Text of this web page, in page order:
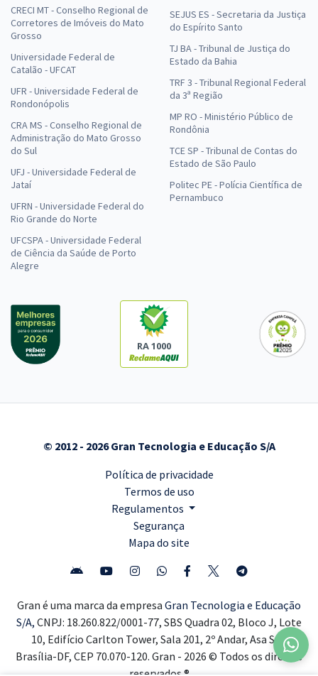
CRECI MT - Conselho Regional de
Corretores de Imóveis do Mato
Grosso
Universidade Federal de
Catalão - UFCAT
UFR - Universidade Federal de
Rondonópolis
CRA MS - Conselho Regional de
Administração do Mato Grosso
do Sul
UFJ - Universidade Federal de
Jataí
UFRN - Universidade Federal do
Rio Grande do Norte
UFCSPA - Universidade Federal
de Ciência da Saúde de Porto
Alegre
SEJUS ES - Secretaria da Justiça
do Espírito Santo
TJ BA - Tribunal de Justiça do
Estado da Bahia
TRF 3 - Tribunal Regional Federal
da 3ª Região
MP RO - Ministério Público de
Rondônia
TCE SP - Tribunal de Contas do
Estado de São Paulo
Politec PE - Polícia Científica de
Pernambuco
RA 1000
© 2012 - 2026 Gran Tecnologia e Educação S/A
Política de privacidade
Termos de uso
Regulamentos
Segurança
Mapa do site
Gran é uma marca da empresa Gran Tecnologia e Educação
S/A, CNPJ: 18.260.822/0001-77, SBS Quadra 02, Bloco J, Lote
10, Edifício Carlton Tower, Sala 201, 2º Andar, Asa Sul,
Brasília-DF, CEP 70.070-120. Gran - 2026 © Todos os direitos
reservados ®